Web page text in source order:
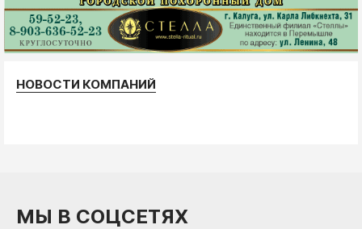
НОВОСТИ КОМПАНИЙ
МЫ В СОЦСЕТЯХ